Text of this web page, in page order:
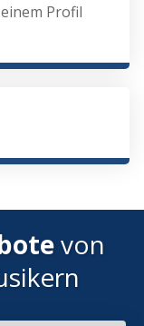
Profil
von